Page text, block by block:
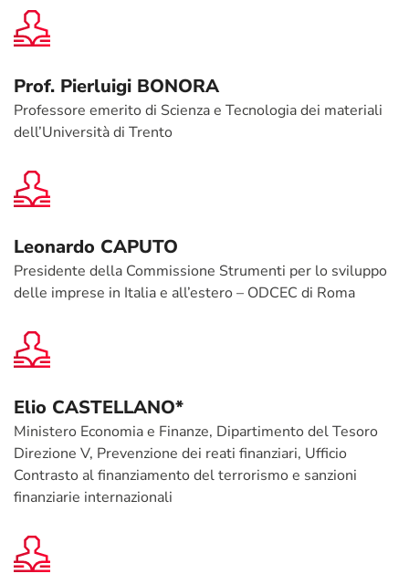
Prof. Pierluigi BONORA
Professore emerito di Scienza e Tecnologia dei materiali
dell’Università di Trento
Leonardo CAPUTO
Presidente della Commissione Strumenti per lo sviluppo
delle imprese in Italia e all’estero – ODCEC di Roma
Elio CASTELLANO*
Ministero Economia e Finanze, Dipartimento del Tesoro
Direzione V, Prevenzione dei reati finanziari, Ufficio
Contrasto al finanziamento del terrorismo e sanzioni
finanziarie internazionali